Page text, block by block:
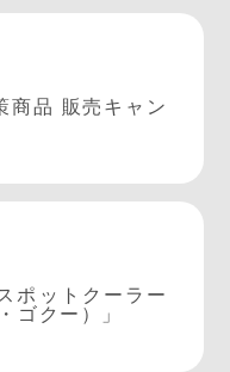
商品 販売キャン
ポットクーラー
ゴクー）」